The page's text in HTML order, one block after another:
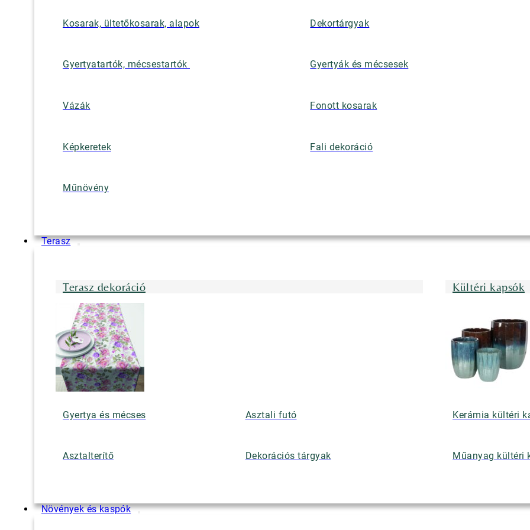
Kosarak, ültetőkosarak, alapok Dekortárgyak
Gyertyatartók, mécsestartók Gyertyák és mécsesek
Vázák Fonott kosarak
Képkeretek Fali dekoráció
Műnövény
Terasz
Terasz dekoráció
Gyertya és mécses Asztali futó
Asztalterítő Dekorációs tárgyak
Kültéri kapsók
Kerámia kültéri
Műanyag kültéri
Növények és kaspók